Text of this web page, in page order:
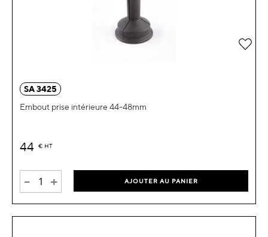
SA 3425
Embout prise intérieure 44-48mm
44 € HT
- + AJOUTER AU PANIER